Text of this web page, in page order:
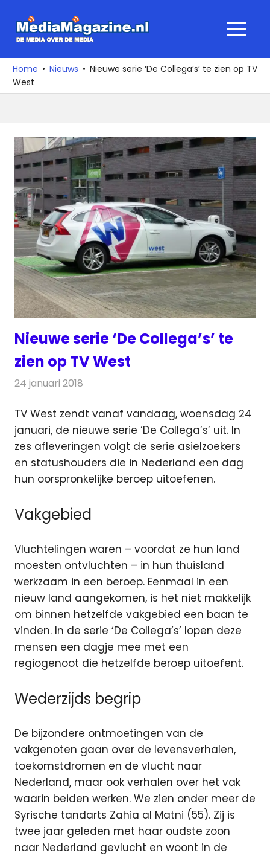
naar
media
over
de
MENU
Home Nieuws
Nieuwe serie ‘De Collega’s’ te zien op TV
West
Nieuwe serie ‘De Collega’s’ te
zien op TV West
24 januari 2018
TV West zendt vanaf vandaag, woensdag 24
januari, de nieuwe serie ‘De Collega’s’ uit. In
zes afleveringen volgt de serie asielzoekers
en statushouders die in Nederland een dag
hun oorspronkelijke beroep uitoefenen.
Vakgebied
Vluchtelingen waren – voordat ze hun land
moesten ontvluchten – in hun thuisland
werkzaam in een beroep. Eenmaal in een
nieuw land aangekomen, is het niet makkelijk
om binnen hetzelfde vakgebied een baan te
vinden. In de serie ‘De Collega’s’ lopen deze
mensen een dagje mee met een
regiogenoot die hetzelfde beroep uitoefent.
Wederzijds begrip
De bijzondere ontmoetingen van de
vakgenoten gaan over de levensverhalen,
toekomstdromen en de vlucht naar
Nederland, maar ook verhalen over het vak
waarin beiden werken. We zien onder meer de
Syrische tandarts Zahia al Matni (55). Zij is
twee jaar geleden met haar oudste zoon
naar Nederland gevlucht en woont in de